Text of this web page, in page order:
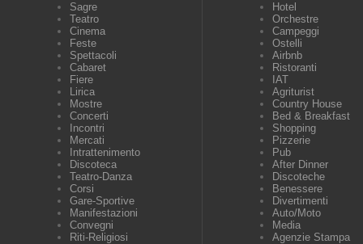
Sagre
Teatro
Cinema
Feste
Spettacoli
Cabaret
Fiere
Lirica
Mostre
Concerti
Incontri
Mercati
Intrattenimento
Discoteca
Teatro-Danza
Corsi
Gare-Sportive
Manifestazioni
Convegni
Riti-Religiosi
Hotel
Orchestre
Campeggi
Ostelli
Airbnb
Ristoranti
IAT
Agriturist
Country House
Bed & Breakfast
Shopping
Pizzerie
Pub
After Dinner
Discoteche
Benessere
Divertimenti
Auto/Moto
Media
Agenzie Stampa